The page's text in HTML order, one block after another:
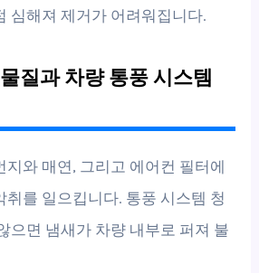
심해져 제거가 어려워집니다.
질과 차량 통풍 시스템
지와 매연, 그리고 에어컨 필터에
취를 일으킵니다. 통풍 시스템 청
으면 냄새가 차량 내부로 퍼져 불